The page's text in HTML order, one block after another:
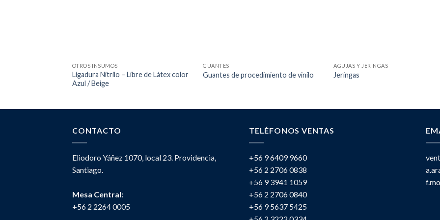
OTROS INSUMOS
Ligadura Nitrilo – Libre de Látex color
Azul / Beige
GUANTES
Guantes de procedimiento de vinilo
AGUJAS Y JERINGAS
Jeringas
CONTACTO
Eliodoro Yáñez 1070, local 23. Providencia,
Santiago.
Mesa Central:
+56 2 2264 0005
TELÉFONOS VENTAS
+56 9 6409 9660
+56 2 2706 0838
+56 9 3941 1059
+56 2 2706 0840
+56 9 5637 5425